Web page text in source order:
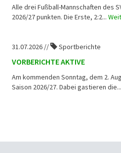
Alle drei Fußball-Mannschaften des
2026/27 punkten. Die Erste, 2:2...
31.07.2026 // Sportberichte
VORBERICHTE AKTIVE
Am kommenden Sonntag, dem 2.
Saison 2026/27. Dabei gastieren